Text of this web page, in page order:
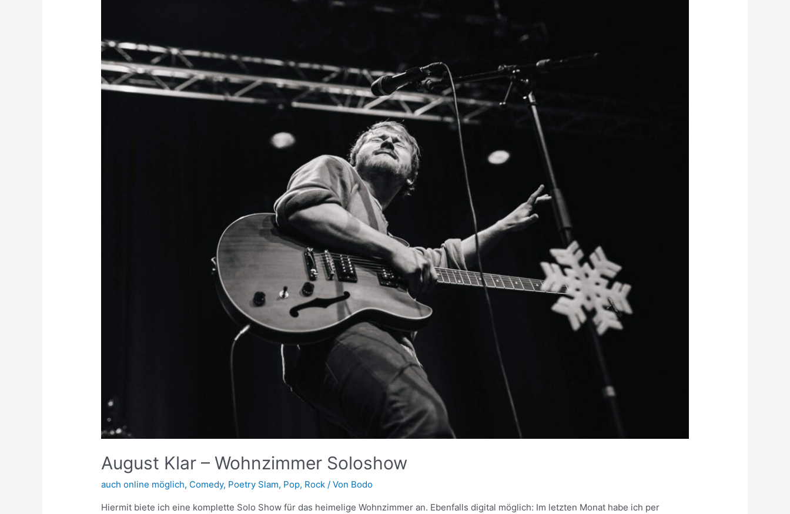
August Klar – Wohnzimmer Soloshow
auch online möglich, Comedy, Poetry Slam, Pop, Rock / Von Bodo
Hiermit biete ich eine komplette Solo Show für das heimelige Wohnzimmer an. Ebenfalls digital möglich: Im letzten Monat habe ich per